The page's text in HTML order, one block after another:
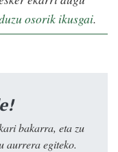
osorik ikusgai.
bakarra, eta zu
aurrera egiteko.